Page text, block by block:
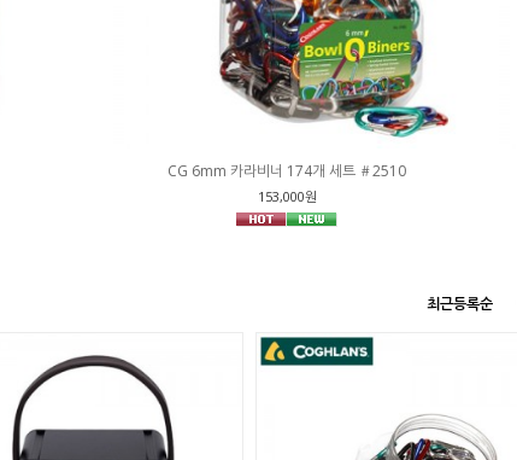
CG 6mm 카라비너 174개 세트 ＃2510
153,000원
최근등록순